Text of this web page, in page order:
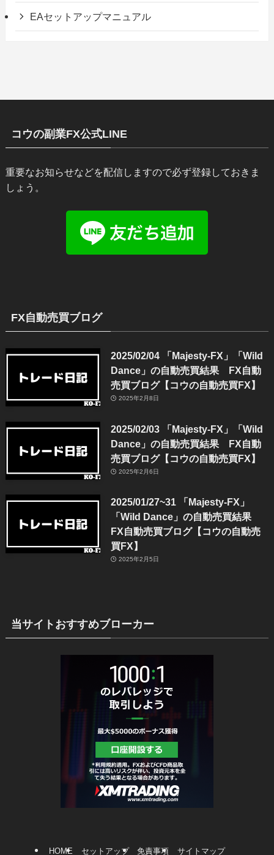
EAセットアップマニュアル
コウの副業FX公式LINE
重要なお知らせなどを配信しますので必ず登録しておきま
しょう。
FX自動売買ブログ
2025/02/04 「Majesty-FX」「Wild
Dance」の自動売買結果 FX自動
売買ブログ【コウの自動売買FX】
2025年2月8日
2025/02/03 「Majesty-FX」「Wild
Dance」の自動売買結果 FX自動
売買ブログ【コウの自動売買FX】
2025年2月6日
2025/01/27~31 「Majesty-FX」
「Wild Dance」の自動売買結果
FX自動売買ブログ【コウの自動売
買FX】
2025年2月5日
当サイトおすすめブローカー
HOME セットアップ 免責事項 サイトマップ